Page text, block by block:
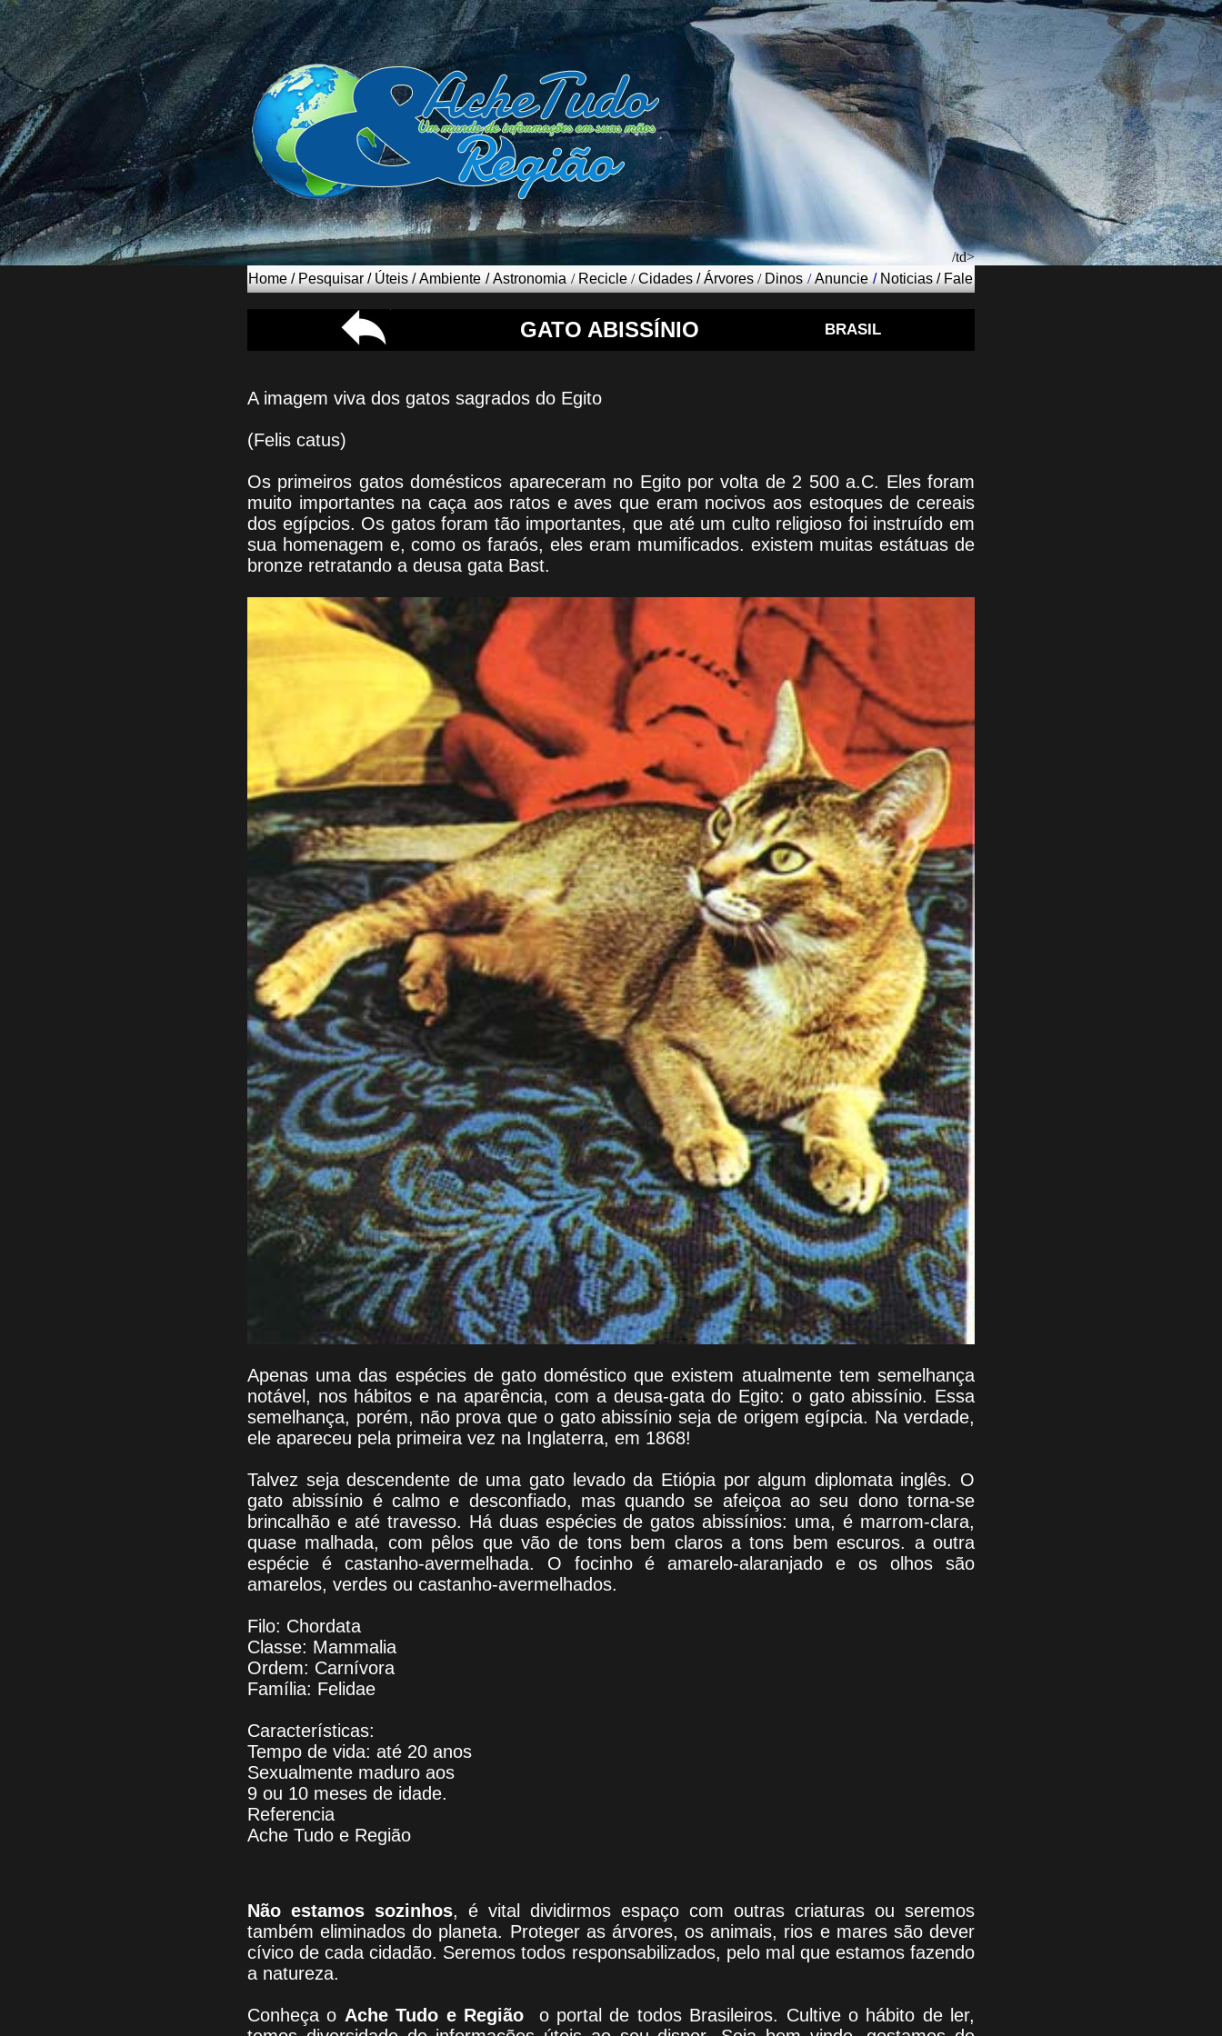
/td>
Home / Pesquisar / Úteis /Ambiente /Astronomia / Recicle /Cidades /Árvores / Dinos /Anuncie / Noticias / Fale
GATO ABISSÍNIO BRASIL
A imagem viva dos gatos sagrados do Egito
(Felis catus)
Os primeiros gatos domésticos apareceram no Egito por volta de 2 500 a.C. Eles foram
muito importantes na caça aos ratos e aves que eram nocivos aos estoques de cereais
dos egípcios. Os gatos foram tão importantes, que até um culto religioso foi instruído em
sua homenagem e, como os faraós, eles eram mumificados. existem muitas estátuas de
bronze retratando a deusa gata Bast.
Apenas uma das espécies de gato doméstico que existem atualmente tem semelhança
notável, nos hábitos e na aparência, com a deusa-gata do Egito: o gato abissínio. Essa
semelhança, porém, não prova que o gato abissínio seja de origem egípcia. Na verdade,
ele apareceu pela primeira vez na Inglaterra, em 1868!
Talvez seja descendente de uma gato levado da Etiópia por algum diplomata inglês. O
gato abissínio é calmo e desconfiado, mas quando se afeiçoa ao seu dono torna-se
brincalhão e até travesso. Há duas espécies de gatos abissínios: uma, é marrom-clara,
quase malhada, com pêlos que vão de tons bem claros a tons bem escuros. a outra
espécie é castanho-avermelhada. O focinho é amarelo-alaranjado e os olhos são
amarelos, verdes ou castanho-avermelhados.
Filo: Chordata
Classe: Mammalia
Ordem: Carnívora
Família: Felidae
Características:
Tempo de vida: até 20 anos
Sexualmente maduro aos
9 ou 10 meses de idade.
Referencia
Ache Tudo e Região
Não estamos sozinhos, é vital dividirmos espaço com outras criaturas ou seremos
também eliminados do planeta. Proteger as árvores, os animais, rios e mares são dever
cívico de cada cidadão. Seremos todos responsabilizados, pelo mal que estamos fazendo
a natureza.
Conheça o Ache Tudo e Regiãoo portalde todos Brasileiros. Cultive o hábito de ler,